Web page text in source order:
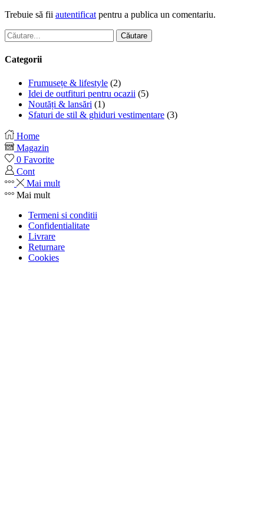
Trebuie să fii autentificat pentru a publica un comentariu.
Căutare
Categorii
Frumusețe & lifestyle (2)
Idei de outfituri pentru ocazii (5)
Noutăți & lansări (1)
Sfaturi de stil & ghiduri vestimentare (3)
Home
Magazin
0 Favorite
Cont
Mai mult
Mai mult
Termeni si conditii
Confidentialitate
Livrare
Returnare
Cookies